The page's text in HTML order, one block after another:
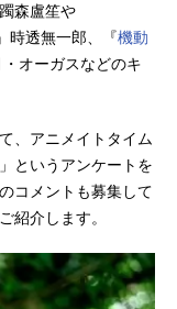
森盧笙や
時透無一郎、『機動
・オーガスなどのキ
、アニメイトタイム
というアンケートを
コメントも募集して
紹介します。